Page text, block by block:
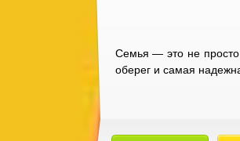
Семья — это не просто
оберег и самая